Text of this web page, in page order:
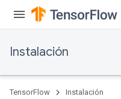
Instalación
TensorFlow Instalación